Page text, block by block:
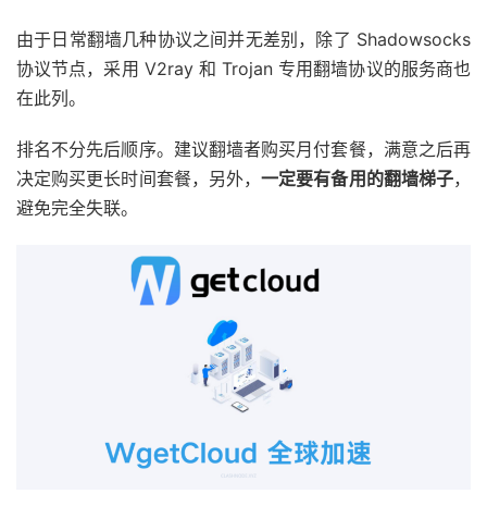
由于日常翻墙几种协议之间并无差别，除了 Shadowsocks
协议节点，采用 V2ray 和 Trojan 专用翻墙协议的服务商也
在此列。
排名不分先后顺序。建议翻墙者购买月付套餐，满意之后再
决定购买更长时间套餐，另外，一定要有备用的翻墙梯子，
避免完全失联。